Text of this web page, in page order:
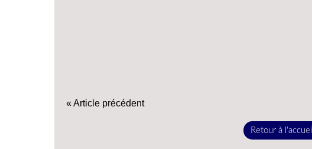
« Article précédent
Retour à l'accueil